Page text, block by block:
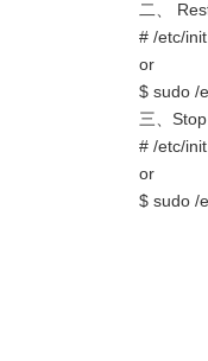
二、
# /etc/
or
$ sudo /
三、
# /etc/
or
$ sudo /